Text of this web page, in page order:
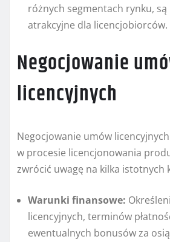
różnych segmentach rynku,
atrakcyjne dla licencjobiorców.
Negocjowanie
licencyjnych
Negocjowanie umów
w procesie licencjonowania
zwrócić uwagę na kilka istotnych
Warunki finansowe:
licencyjnych, terminów
ewentualnych bonusów za